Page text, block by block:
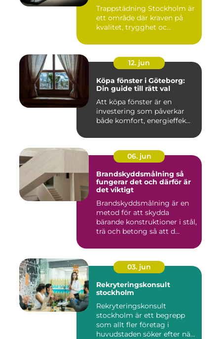
Trappstädning Stockholm är
ett område där kraven på
kvalitet, trygghet oc...
12. jun
Köpa fönster i Göteborg:
Din guide till rätt val
Att köpa fönster är en
investering som påverkar
både komfort, energieffek...
06. jun
Brandskyddsmålning så
fungerar det och därför är
det viktigt
Brandskyddsmålning är en
metod för att skydda
bärande konstruktioner i stål,
trä och betong så att d...
03. jun
Rekryteringskonsult
stockholm
Rekryteringskonsult
stockholm är ett begrepp
som allt fler företag i
huvudstaden söker efter när